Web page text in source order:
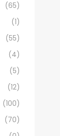
(65)
(1)
(55)
(4)
(5)
(12)
(100)
(70)